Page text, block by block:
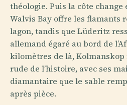
théologie. Puis la côte change
Walvis Bay offre les flamants
lagon, tandis que Lüderitz
allemand égaré au bord de
kilomètres de là,
rude de l’histoire, avec ses
diamantaire que le sable
après pièce.